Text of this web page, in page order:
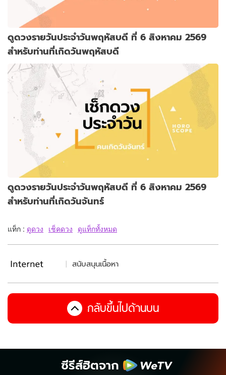
ดูดวงรายวันประจำวันพฤหัสบดี ที่ 6 สิงหาคม 2569
สำหรับท่านที่เกิดวันพฤหัสบดี
ดูดวงรายวันประจำวันพฤหัสบดี ที่ 6 สิงหาคม 2569
สำหรับท่านที่เกิดวันจันทร์
แท็ก : ดูดวง เช็คดวง ดูแท็กทั้งหมด
สนับสนุนเนื้อหา
กลับขึ้นไปด้านบน
ซีรีส์ฮิตจาก